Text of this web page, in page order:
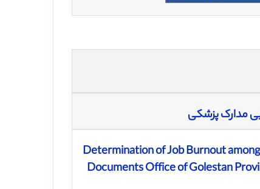
مدارک پزشکی
Determination of Job Burnout
Documents Office of Golestan